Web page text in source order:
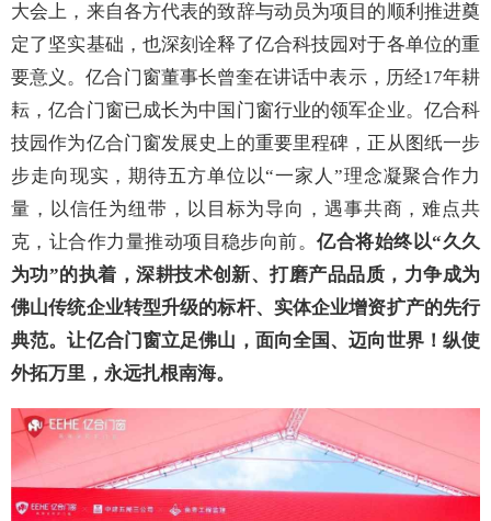
大会上，来自各方代表的致辞与动员为项目的顺利推进奠
定了坚实基础，也深刻诠释了亿合科技园对于各单位的重
要意义。亿合门窗董事长曾奎在讲话中表示，历经17年耕
耘，亿合门窗已成长为中国门窗行业的领军企业。亿合科
技园作为亿合门窗发展史上的重要里程碑，正从图纸一步
步走向现实，期待五方单位以“一家人”理念凝聚合作力
量，以信任为纽带，以目标为导向，遇事共商，难点共
克，让合作力量推动项目稳步向前。亿合将始终以“久久
为功”的执着，深耕技术创新、打磨产品品质，力争成为
佛山传统企业转型升级的标杆、实体企业增资扩产的先行
典范。让亿合门窗立足佛山，面向全国、迈向世界！纵使
外拓万里，永远扎根南海。